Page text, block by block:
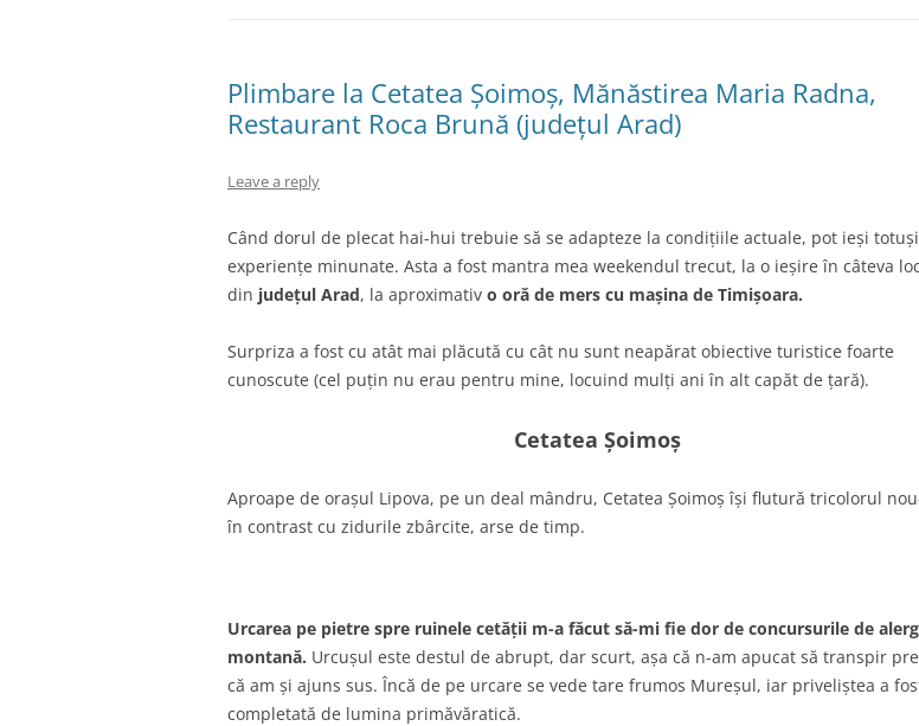
Plimbare la Cetatea Șoimoș, Mănăstirea Maria Radna,
Restaurant Roca Brună (județul Arad)
Leave a reply
Când dorul de plecat hai-hui trebuie să se adapteze la condițiile actuale, pot ieși totuși
experiențe minunate. Asta a fost mantra mea weekendul trecut, la o ieșire în câteva
din județul Arad, la aproximativ o oră de mers cu mașina de Timișoara.
Surpriza a fost cu atât mai plăcută cu cât nu sunt neapărat obiective turistice foarte
cunoscute (cel puțin nu erau pentru mine, locuind mulți ani în alt capăt de țară).
Cetatea Șoimoș
Aproape de orașul Lipova, pe un deal mândru, Cetatea Șoimoș își flutură tricolorul
în contrast cu zidurile zbârcite, arse de timp.
Urcarea pe pietre spre ruinele cetății m-a făcut să-mi fie dor de concursurile de
montană. Urcușul este destul de abrupt, dar scurt, așa că n-am apucat să transpir
că am și ajuns sus. Încă de pe urcare se vede tare frumos Mureșul, iar priveliștea a
completată de lumina primăvăratică.